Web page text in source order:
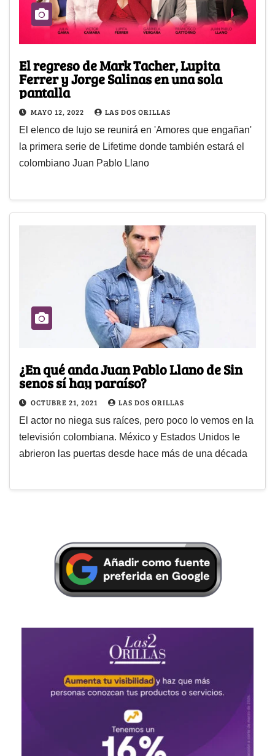
El regreso de Mark Tacher, Lupita
Ferrer y Jorge Salinas en una sola
pantalla
MAYO 12, 2022 LAS DOS ORILLAS
El elenco de lujo se reunirá en 'Amores que engañan'
la primera serie de Lifetime donde también estará el
colombiano Juan Pablo Llano
¿En qué anda Juan Pablo Llano de Sin
senos sí hay paraíso?
OCTUBRE 21, 2021 LAS DOS ORILLAS
El actor no niega sus raíces, pero poco lo vemos en la
televisión colombiana. México y Estados Unidos le
abrieron las puertas desde hace más de una década